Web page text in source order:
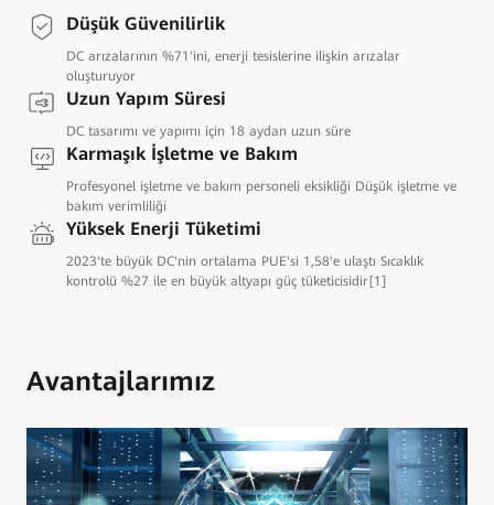
Düşük Güvenilirlik
DC arızalarının %71'ini, enerji tesislerine ilişkin arızalar
oluşturuyor
Uzun Yapım Süresi
DC tasarımı ve yapımı için 18 aydan uzun süre
Karmaşık İşletme ve Bakım
Profesyonel işletme ve bakım personeli eksikliği Düşük işletme ve
bakım verimliliği
Yüksek Enerji Tüketimi
2023'te büyük DC'nin ortalama PUE'si 1,58'e ulaştı Sıcaklık
kontrolü %27 ile en büyük altyapı güç tüketicisidir[1]
Avantajlarımız